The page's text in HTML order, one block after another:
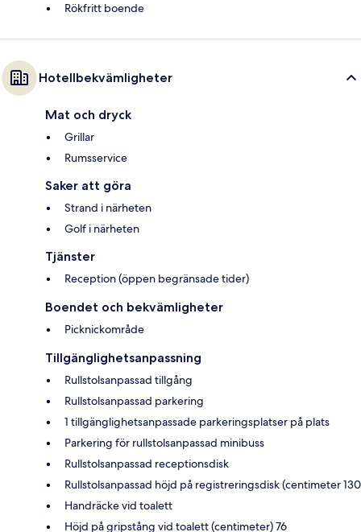
Rökfritt boende
Hotellbekvämligheter
Mat och dryck
Grillar
Rumsservice
Saker att göra
Strand i närheten
Golf i närheten
Tjänster
Reception (öppen begränsade tider)
Boendet och bekvämligheter
Picknickområde
Tillgänglighetsanpassning
Rullstolsanpassad tillgång
Rullstolsanpassad parkering
1 tillgänglighetsanpassade parkeringsplatser på plats
Parkering för rullstolsanpassad minibuss
Rullstolsanpassad receptionsdisk
Rullstolsanpassad höjd på registreringsdisk (centimeter 130
Handräcke vid toalett
Höjd på gripstång vid toalett (centimeter) 76